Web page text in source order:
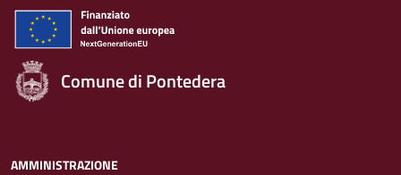
Comune di Pontedera
AMMINISTRAZIONE